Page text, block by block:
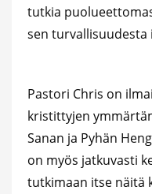
tutkia
sen turvallisuudesta
Pastori Chris on
kristittyjen
Sanan ja Pyhän
on myös jatkuvasti
tutkimaan itse näitä